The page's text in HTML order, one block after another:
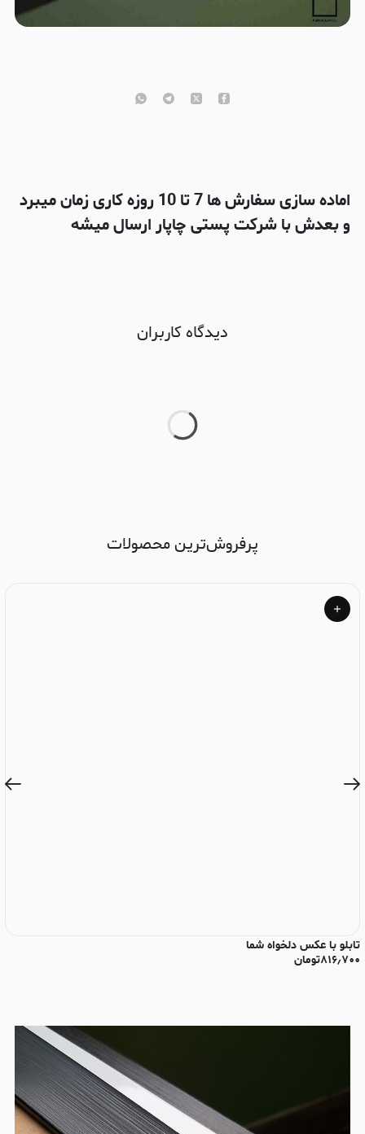
اماده سازی سفارش ها 7 تا 10 روزه کاری زمان میبرد
و بعدش با شرکت پستی چاپار ارسال میشه
دیدگاه کاربران
پرفروش‌ترین محصولات
تابلو با عکس دلخواه شما
۸۱۶٫۷۰۰تومان